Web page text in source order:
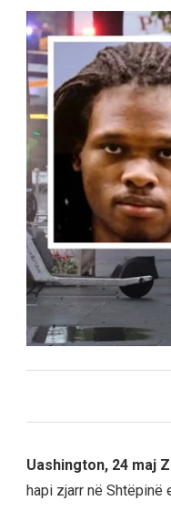
Uashington, 24 maj
hapi zjarr në Shtëpinë